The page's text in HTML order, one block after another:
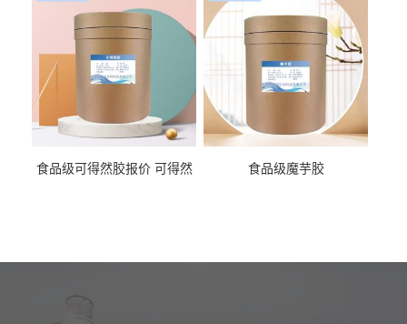
食品级可得然胶报价 可得然
食品级魔芋胶